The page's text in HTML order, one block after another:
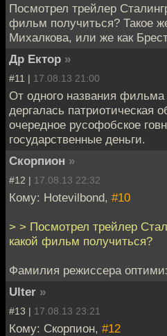
Посмотрел трейлер
фильм получиться? Такое
Михалкова, или же как
Др Ектор »
#11 | 17.08.13 21:00
От одного названия
дергалась патриотическая
очередное русофобское
государственные деньги.
Скорпион »
#12 | 17.08.13 22:32
Кому: Hotevilbond, #10
> > Посмотрел трейлер
какой фильм получиться?
Фамилия режиссера
Ulter »
#13 | 17.08.13 23:21
Кому: Скорпион, #12